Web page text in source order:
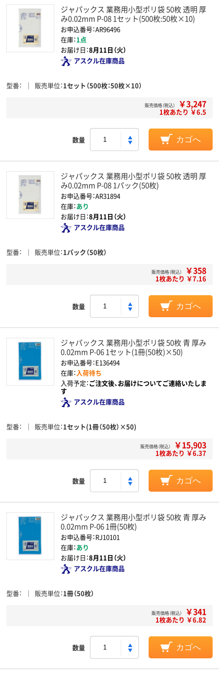
ジャパックス 業務用小型ポリ袋 50枚 透明 厚
み0.02mm P-08 1セット(500枚:50枚×10)
お申込番号：AR96496
在庫：1点
お届け日：8月11日（火）
アスクル在庫商品
型番 販売単位 1セット（500枚：50枚×10）
販売価格（税込） ￥3,247
1枚あたり ￥6.5
数量 カゴへ
ジャパックス 業務用小型ポリ袋 50枚 透明 厚
み0.02mm P-08 1パック(50枚)
お申込番号：AR31894
在庫：あり
お届け日：8月11日（火）
アスクル在庫商品
型番 販売単位 1パック（50枚）
販売価格（税込） ￥358
1枚あたり ￥7.16
数量 カゴへ
ジャパックス 業務用小型ポリ袋 50枚 青 厚み
0.02mm P-06 1セット(1冊(50枚)×50)
お申込番号：E136494
在庫：入荷待ち
入荷予定：ご注文後、お届けについてご連絡いたしま
す
アスクル在庫商品
型番 販売単位 1セット(1冊（50枚）×50)
販売価格（税込） ￥15,903
1枚あたり ￥6.37
数量 カゴへ
ジャパックス 業務用小型ポリ袋 50枚 青 厚み
0.02mm P-06 1冊(50枚)
お申込番号：RJ10101
在庫：あり
お届け日：8月11日（火）
アスクル在庫商品
型番 販売単位 1冊（50枚）
販売価格（税込） ￥341
1枚あたり ￥6.82
数量 カゴへ